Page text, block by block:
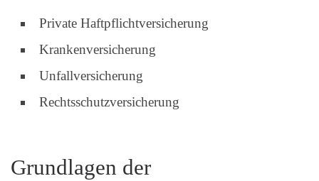
Private Haftpflichtversicherung
Krankenversicherung
Unfallversicherung
Rechtsschutzversicherung
Grundlagen der